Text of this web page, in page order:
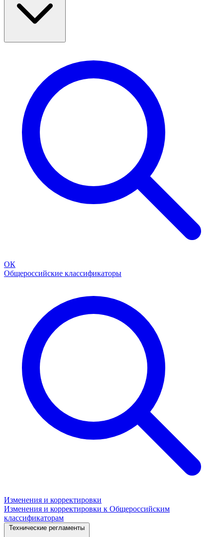
ОК
Общероссийские классификаторы
Изменения и корректировки
Изменения и корректировки к Общероссийским
классификаторам
Технические регламенты